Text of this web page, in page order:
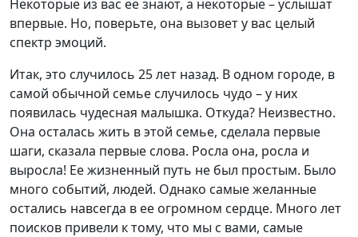
Некоторые из вас ее знают, а некоторые – услышат
впервые. Но, поверьте, она вызовет у вас целый
спектр эмоций.
Итак, это случилось 25 лет назад. В одном городе, в
самой обычной семье случилось чудо – у них
появилась чудесная малышка. Откуда? Неизвестно.
Она осталась жить в этой семье, сделала первые
шаги, сказала первые слова. Росла она, росла и
выросла! Ее жизненный путь не был простым. Было
много событий, людей. Однако самые желанные
остались навсегда в ее огромном сердце. Много лет
поисков привели к тому, что мы с вами, самые